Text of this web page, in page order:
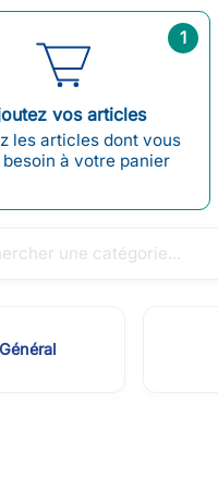
1
vos articles
les articles dont vous
à votre panier
Général